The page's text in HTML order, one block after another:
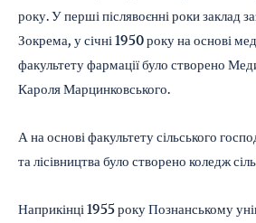
року. У перші післявоєнні роки заклад
Зокрема, у січні 1950 року на основі
факультету фармації було створено
Кароля Марцинковського.
А на основі факультету сільського
та лісівництва було створено коледж
Наприкінці 1955 року Познанському